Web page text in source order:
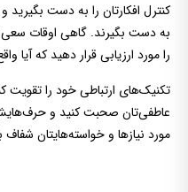
کنترل افکارتان را به دست بگیرید
به دست بگیرند. گاهی اوقات سعی
را مورد ارزیابی قرار دهید که آیا
تکنیک‌های ارتباطی خود را تقویت
عاطفی‌تان صحبت کنید و
مورد نیازها و خواسته‌هایتان شفاف